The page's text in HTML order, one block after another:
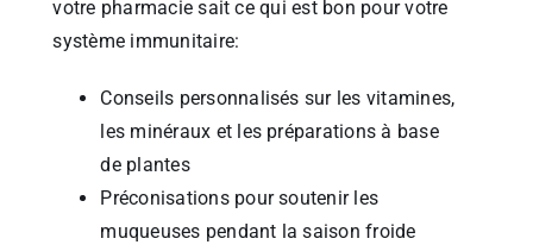
votre pharmacie sait ce qui est bon pour votre
système immunitaire:
Conseils personnalisés sur les vitamines,
les minéraux et les préparations à base
de plantes
Préconisations pour soutenir les
muqueuses pendant la saison froide